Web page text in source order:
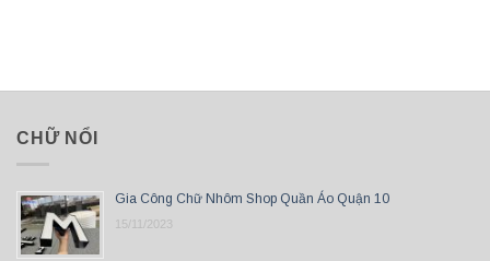
CHỮ NỔI
Gia Công Chữ Nhôm Shop Quần Áo Quận 10
15/11/2023